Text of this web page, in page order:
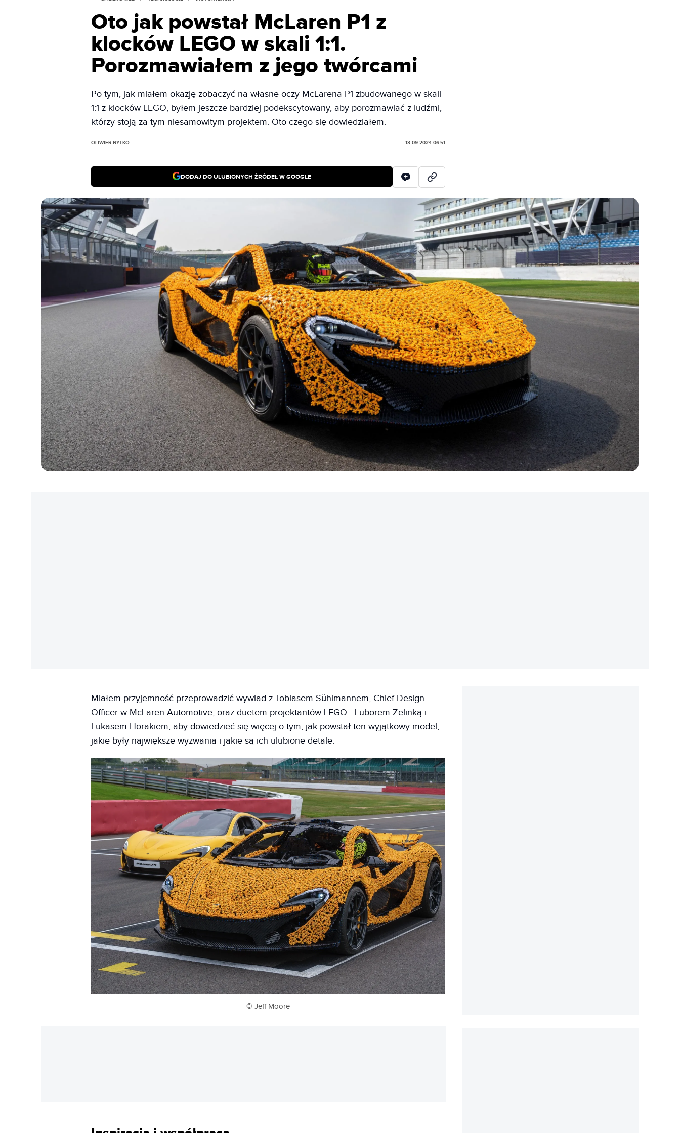
Oto jak powstał McLaren P1 z
klocków LEGO w skali 1:1.
Porozmawiałem z jego twórcami
Po tym, jak miałem okazję zobaczyć na własne oczy McLarena P1 zbudowanego w skali
1:1 z klocków LEGO, byłem jeszcze bardziej podekscytowany, aby porozmawiać z ludźmi,
którzy stoją za tym niesamowitym projektem. Oto czego się dowiedziałem.
OLIWIER NYTKO 13.09.2024 06:51
DODAJ DO ULUBIONYCH ŹRÓDEŁ W GOOGLE
Miałem przyjemność przeprowadzić wywiad z Tobiasem Sühlmannem, Chief Design
Officer w McLaren Automotive, oraz duetem projektantów LEGO - Luborem Zelinką i
Lukasem Horakiem, aby dowiedzieć się więcej o tym, jak powstał ten wyjątkowy model,
jakie były największe wyzwania i jakie są ich ulubione detale.
© Jeff Moore